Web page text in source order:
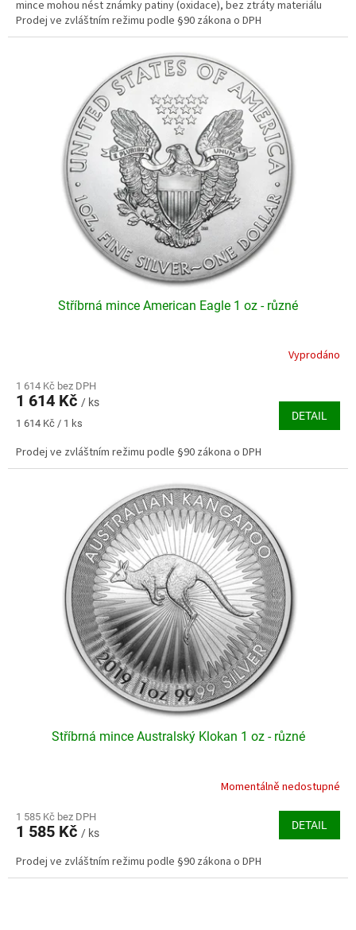
hvězdiček.
mince mohou nést známky patiny (oxidace), bez ztráty materiálu
Prodej ve zvláštním režimu podle §90 zákona o DPH
Stříbrná mince American Eagle 1 oz - různé
produktu
je
4,0
5
hvězdiček.
Vyprodáno
1 614 Kč bez DPH
1 614 Kč / ks
Měrná
1 614 Kč / 1 ks
DETAIL
Prodej ve zvláštním režimu podle §90 zákona o DPH
Stříbrná mince Australský Klokan 1 oz - různé
produktu
je
z
5
Momentálně nedostupné
1 585 Kč bez DPH
1 585 Kč / ks
DETAIL
Prodej ve zvláštním režimu podle §90 zákona o DPH